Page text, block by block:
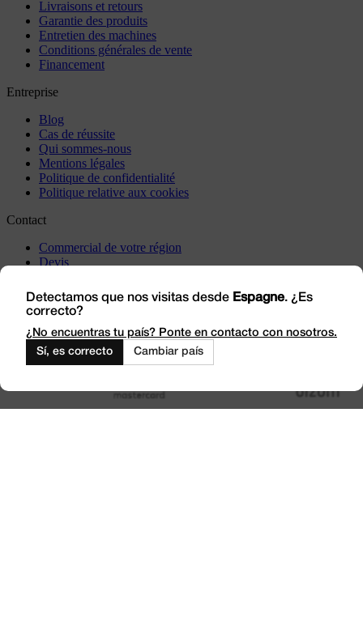
Livraisons et retours
Garantie des produits
Entretien des machines
Conditions générales de vente
Financement
Entreprise
Blog
Cas de réussite
Qui sommes-nous
Mentions légales
Politique de confidentialité
Politique relative aux cookies
Contact
Commercial de votre région
Devis
Rendez-nous visite
Travaillez avec nous
Outlet
Detectamos que nos visitas desde Espagne. ¿Es
correcto?
¿No encuentras tu país? Ponte en contacto con nosotros.
Sí, es correcto
Cambiar país